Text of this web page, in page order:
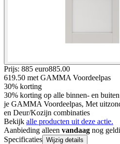
Prijs: 885 euro885.00
619.50 met GAMMA Voordeelpas
30% korting
30% korting op alle binnen- en
je GAMMA Voordeelpas, Met
en Deur/Kozijn combinaties
Bekijk alle producten uit deze actie.
Aanbieding alleen vandaag nog
Specificaties Wijzig details